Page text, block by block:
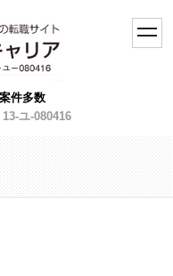
toggle
件多数
ユ-080416